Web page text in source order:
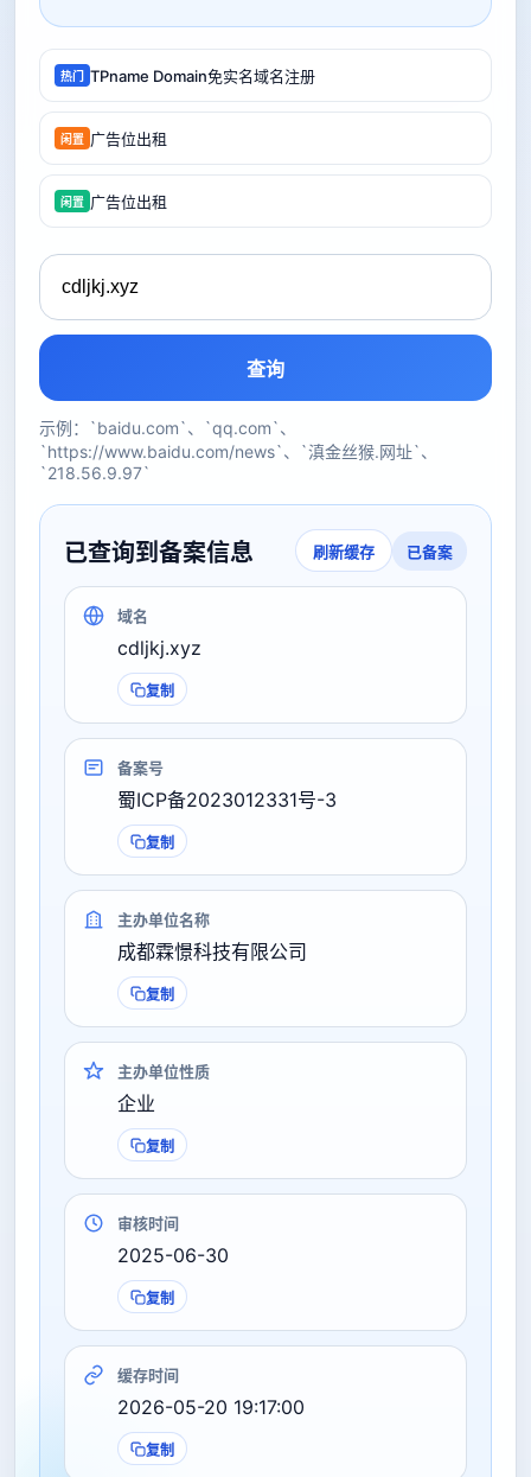
热门 TPname Domain免实名域名注册
闲置 广告位出租
闲置 广告位出租
查询
示例：`baidu.com`、`qq.com`、
`https://www.baidu.com/news`、`滇金丝猴.网址`、
`218.56.9.97`
已查询到备案信息 刷新缓存 已备案
域名
cdljkj.xyz
复制
备案号
蜀ICP备2023012331号-3
复制
主办单位名称
成都霖憬科技有限公司
复制
主办单位性质
企业
复制
审核时间
2025-06-30
复制
缓存时间
2026-05-20 19:17:00
复制